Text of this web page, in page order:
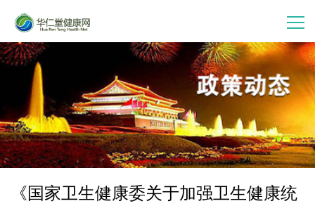
首 页
走进华仁堂
连锁加盟
案例分享
《国家卫生健康委关于加强卫生健康统